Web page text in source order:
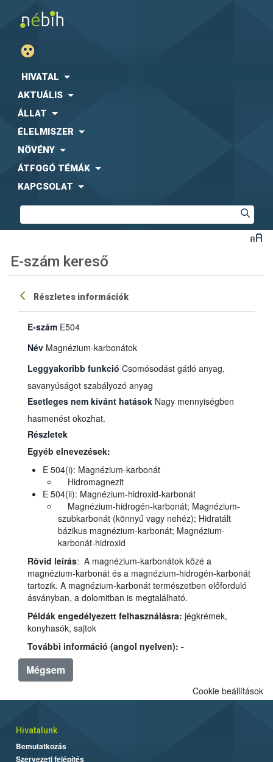
HIVATAL
AKTUÁLIS
ÁLLAT
ÉLELMISZER
NÖVÉNY
ÁTFOGÓ TÉMÁK
KAPCSOLAT
E-szám kereső
Részletes információk
E-szám E504
Név Magnézium-karbonátok
Leggyakoribb funkció
savanyúságot szabályozó anyag
Esetleges nem kívánt hatások
hasmenést okozhat.
Részletek
Egyéb elnevezések:
E 504(i): Magnézium-karbonát
Hidromagnezit
E 504(ii): Magnézium-hidroxid-karbonát
Magnézium-hidrogén-karbonát; Magnézium-
szubkarbonát (könnyű vagy nehéz); Hidratált
bázikus magnézium-karbonát; Magnézium-
karbonát-hidroxid
Rövid leírás: A magnézium-karbonátok közé a
magnézium-karbonát és a magnézium-hidrogén-karbonát
tartozik. A magnézium-karbonát természetben előforduló
ásványban, a dolomitban is megtalálható.
Példák engedélyezett felhasználásra: jégkrémek,
konyhasók, sajtok
További információ (angol nyelven): -
Mégsem
Cookie beállítások
Hivatalunk
Bemutatkozás
Szervezeti felépítés